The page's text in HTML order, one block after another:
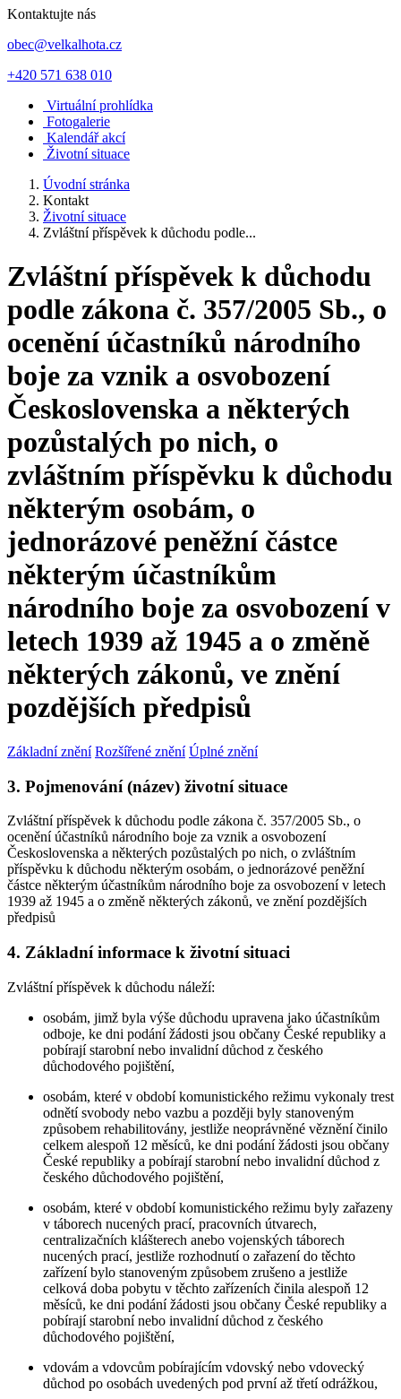
Kontaktujte nás
obec@velkalhota.cz
+420 571 638 010
Virtuální prohlídka
Fotogalerie
Kalendář akcí
Životní situace
Úvodní stránka
Kontakt
Životní situace
Zvláštní příspěvek k důchodu podle...
Zvláštní příspěvek k důchodu
podle zákona č. 357/2005 Sb., o
ocenění účastníků národního
boje za vznik a osvobození
Československa a některých
pozůstalých po nich, o
zvláštním příspěvku k důchodu
některým osobám, o
jednorázové peněžní částce
některým účastníkům
národního boje za osvobození v
letech 1939 až 1945 a o změně
některých zákonů, ve znění
pozdějších předpisů
Základní znění Rozšířené znění Úplné znění
3. Pojmenování (název) životní situace
Zvláštní příspěvek k důchodu podle zákona č. 357/2005 Sb., o
ocenění účastníků národního boje za vznik a osvobození
Československa a některých pozůstalých po nich, o zvláštním
příspěvku k důchodu některým osobám, o jednorázové peněžní
částce některým účastníkům národního boje za osvobození v letech
1939 až 1945 a o změně některých zákonů, ve znění pozdějších
předpisů
4. Základní informace k životní situaci
Zvláštní příspěvek k důchodu náleží:
osobám, jimž byla výše důchodu upravena jako účastníkům
odboje, ke dni podání žádosti jsou občany České republiky a
pobírají starobní nebo invalidní důchod z českého
důchodového pojištění,
osobám, které v období komunistického režimu vykonaly trest
odnětí svobody nebo vazbu a později byly stanoveným
způsobem rehabilitovány, jestliže neoprávněné věznění činilo
celkem alespoň 12 měsíců, ke dni podání žádosti jsou občany
České republiky a pobírají starobní nebo invalidní důchod z
českého důchodového pojištění,
osobám, které v období komunistického režimu byly zařazeny
v táborech nucených prací, pracovních útvarech,
centralizačních klášterech anebo vojenských táborech
nucených prací, jestliže rozhodnutí o zařazení do těchto
zařízení bylo stanoveným způsobem zrušeno a jestliže
celková doba pobytu v těchto zařízeních činila alespoň 12
měsíců, ke dni podání žádosti jsou občany České republiky a
pobírají starobní nebo invalidní důchod z českého
důchodového pojištění,
vdovám a vdovcům pobírajícím vdovský nebo vdovecký
důchod po osobách uvedených pod první až třetí odrážkou,